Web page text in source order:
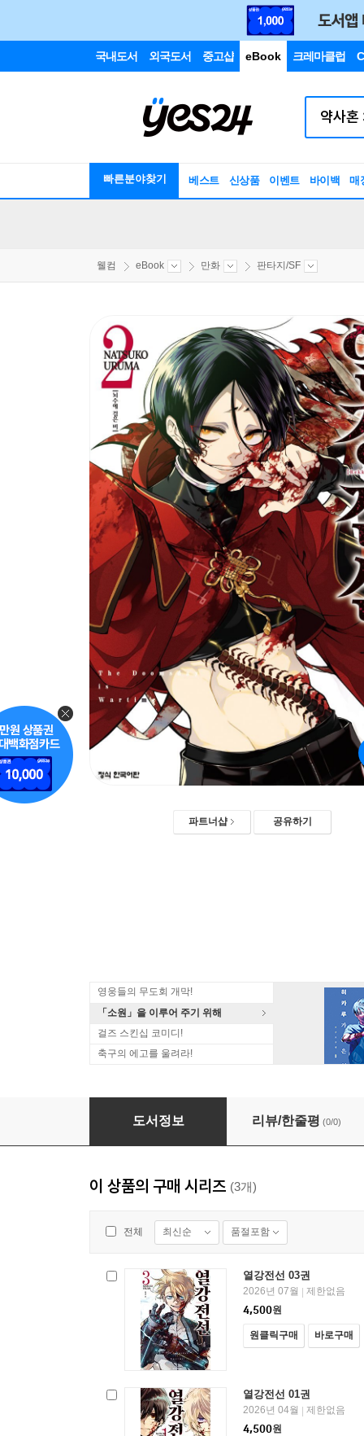
국내도서 외국도서 중고샵 eBook 크레마클럽
빠른분야찾기 베스트 신상품 이벤트 바이백 매
웰컴 eBook 만화 판타지/SF
파트너샵 공유하기
영웅들의 무도회 개막!
「소원」을 이루어 주기 위해
걸즈 스킨십 코미디!
축구의 에고를 울려라!
열강전선 02권
도서정보 리뷰/한줄평 (0/0)
이 상품의 구매 시리즈 (3개)
전체 최신순 품절포함
열강전선 03권
2026년 07월
제한없음
4,500원
원클릭구매 바로구매
열강전선 01권
2026년 04월
제한없음
4,500원